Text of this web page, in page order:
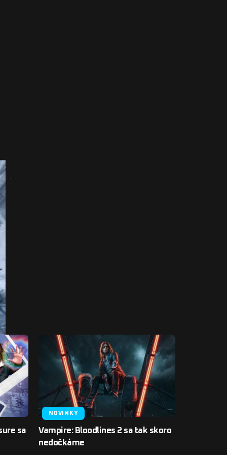
sa
NOVINKY
Vampire: Bloodlines 2 sa tak skoro
nedočkáme